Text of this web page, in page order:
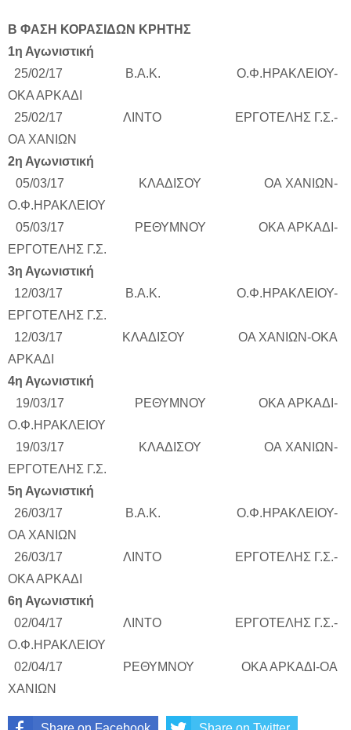
Β ΦΑΣΗ ΚΟΡΑΣΙΔΩΝ ΚΡΗΤΗΣ
1η Αγωνιστική
25/02/17 Β.Α.Κ. Ο.Φ.ΗΡΑΚΛΕΙΟΥ-
ΟΚΑ ΑΡΚΑΔΙ
25/02/17 ΛΙΝΤΟ ΕΡΓΟΤΕΛΗΣ Γ.Σ.-
ΟΑ ΧΑΝΙΩΝ
2η Αγωνιστική
05/03/17 ΚΛΑΔΙΣΟΥ ΟΑ ΧΑΝΙΩΝ-
Ο.Φ.ΗΡΑΚΛΕΙΟΥ
05/03/17 ΡΕΘΥΜΝΟΥ ΟΚΑ ΑΡΚΑΔΙ-
ΕΡΓΟΤΕΛΗΣ Γ.Σ.
3η Αγωνιστική
12/03/17 Β.Α.Κ. Ο.Φ.ΗΡΑΚΛΕΙΟΥ-
ΕΡΓΟΤΕΛΗΣ Γ.Σ.
12/03/17 ΚΛΑΔΙΣΟΥ ΟΑ ΧΑΝΙΩΝ-ΟΚΑ
ΑΡΚΑΔΙ
4η Αγωνιστική
19/03/17 ΡΕΘΥΜΝΟΥ ΟΚΑ ΑΡΚΑΔΙ-
Ο.Φ.ΗΡΑΚΛΕΙΟΥ
19/03/17 ΚΛΑΔΙΣΟΥ ΟΑ ΧΑΝΙΩΝ-
ΕΡΓΟΤΕΛΗΣ Γ.Σ.
5η Αγωνιστική
26/03/17 Β.Α.Κ. Ο.Φ.ΗΡΑΚΛΕΙΟΥ-
ΟΑ ΧΑΝΙΩΝ
26/03/17 ΛΙΝΤΟ ΕΡΓΟΤΕΛΗΣ Γ.Σ.-
ΟΚΑ ΑΡΚΑΔΙ
6η Αγωνιστική
02/04/17 ΛΙΝΤΟ ΕΡΓΟΤΕΛΗΣ Γ.Σ.-
Ο.Φ.ΗΡΑΚΛΕΙΟΥ
02/04/17 ΡΕΘΥΜΝΟΥ ΟΚΑ ΑΡΚΑΔΙ-ΟΑ
ΧΑΝΙΩΝ